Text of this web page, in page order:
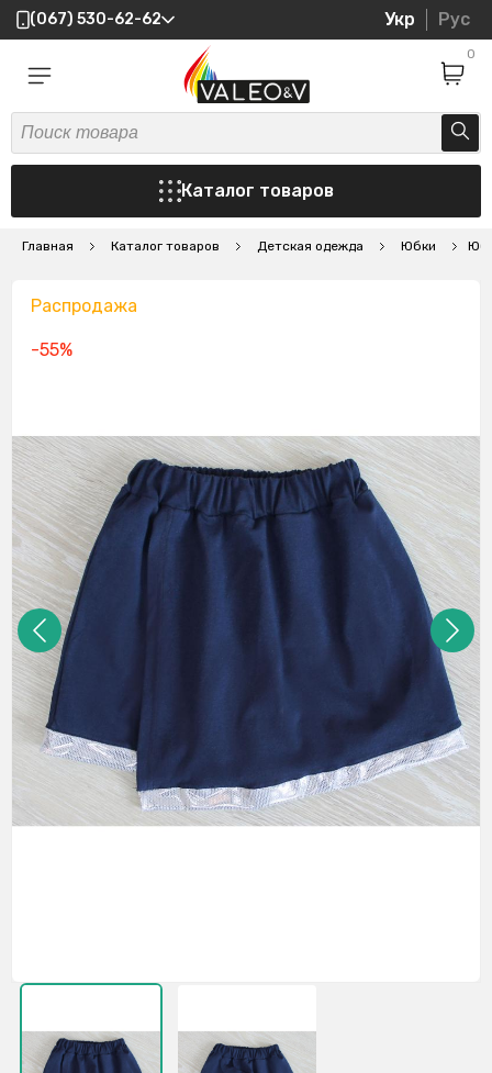
(067) 530-62-62 Укр Рус
0
Каталог товаров
Главная Каталог товаров Детская одежда Юбки
Распродажа
-55%